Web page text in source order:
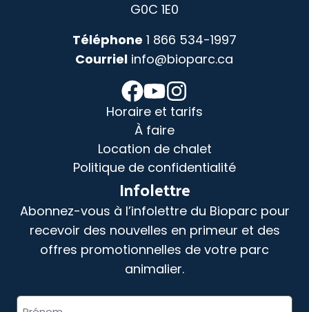
G0C 1E0
Téléphone 1 866 534-1997
Courriel info@bioparc.ca
Horaire et tarifs
À faire
Location de chalet
Politique de confidentialité
Infolettre
Abonnez-vous à l’infolettre du Bioparc pour
recevoir des nouvelles en primeur et des
offres promotionnelles de votre parc
animalier.
«